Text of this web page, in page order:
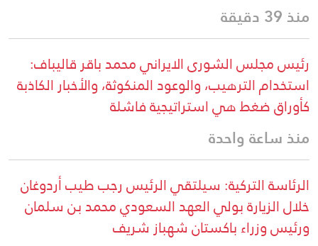
منذ 39 دقيقة
رئيس مجلس الشورى الايراني محمد باقر قاليباف:
استخدام الترهيب، والوعود المنكوثة، والأخبار الكاذبة
كأوراق ضغط هي استراتيجية فاشلة
منذ ساعة واحدة
الرئاسة التركية: سيلتقي الرئيس رجب طيب أردوغان
خلال الزيارة بولي العهد السعودي محمد بن سلمان
ورئيس وزراء باكستان شهباز شريف